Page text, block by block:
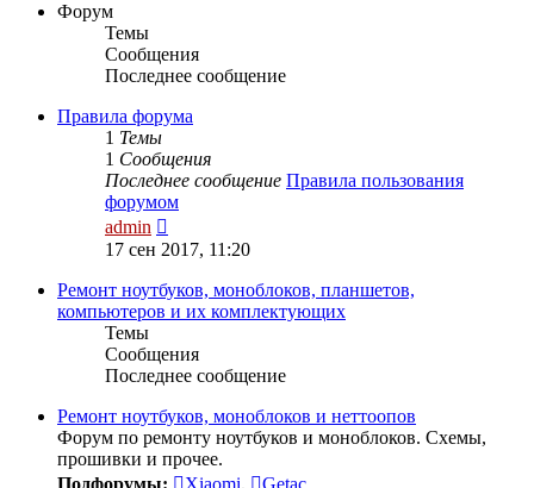
Форум
Темы
Сообщения
Последнее сообщение
Правила форума
1 Темы
1 Сообщения
Последнее сообщение Правила пользования
форумом
admin
к
сообщению
17 сен 2017, 11:20
Ремонт ноутбуков, моноблоков, планшетов,
компьютеров и их комплектующих
Темы
Сообщения
Последнее сообщение
Ремонт ноутбуков, моноблоков и неттоопов
Форум по ремонту ноутбуков и моноблоков. Схемы,
прошивки и прочее.